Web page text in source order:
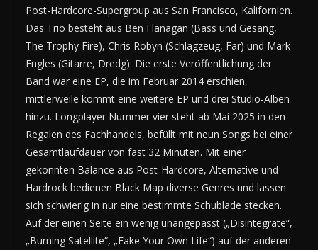
Post-Hardcore-Supergroup aus San Francisco, Kalifornien.
Das Trio besteht aus Ben Flanagan (Bass und Gesang,
The Trophy Fire), Chris Robyn (Schlagzeug, Far) und Mark
Engles (Gitarre, Dredg). Die erste Veröffentlichung der
Band war eine EP, die im Februar 2014 erschien,
mittlerweile kommt eine weitere EP und drei Studio-Alben
hinzu. Longplayer Nummer vier steht ab Mai 2025 in den
Regalen des Fachhandels, befüllt mit neun Songs bei einer
Gesamtlaufdauer von fast 32 Minuten. Mit einer
gekonnten Balance aus Post-Hardcore, Alternative und
Hardrock bedienen Black Map diverse Genres und lassen
sich schwierig in nur eine bestimmte Schublade stecken.
Auf der einen Seite ein wenig unangepasst („Disintegrate“,
„Burning Satellite“, „Fake Your Own Life“) auf der anderen